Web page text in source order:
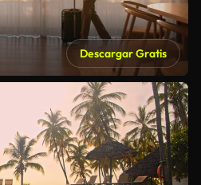
Descargar Gratis